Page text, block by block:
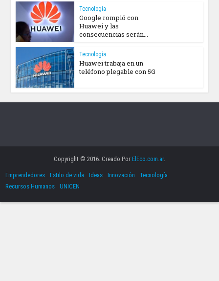
Tecnología
Google rompió con
Huawei y las
consecuencias serán...
Tecnología
Huawei trabaja en un
teléfono plegable con 5G
Copyright © 2016. Creado Por ElEco.com.ar.
Emprendedores Estilo de vida Ideas Innovación
Tecnología
Recursos Humanos
UNICEN